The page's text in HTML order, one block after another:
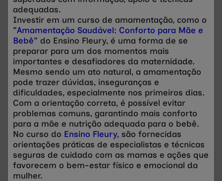
adequadas.
Investir em um curso de amamentação, como o
"Amamentação Saudável: Conforto para Mãe e
Bebê" do Ensino Fleury, é uma forma de se
preparar para um dos momentos mais
importantes e desafiadores da maternidade.
Mesmo sendo um ato natural, a amamentação
pode trazer dúvidas, inseguranças e
dificuldades, especialmente nos primeiros dias.
Com a orientação correta, é possível evitar
problemas comuns, garantindo mais conforto
para a mãe e nutrição adequada para o bebê.
No curso do Ensino Fleury, são fornecidas
orientações práticas de especialistas e técnicas
seguras de cuidado com as mamas e ações que
favorecem o bem-estar físico e emocional da
mulher.